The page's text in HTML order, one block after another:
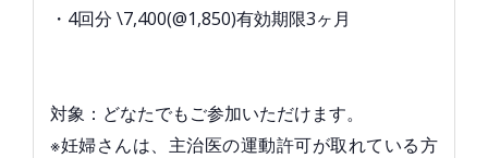
・4回分 \7,400(@1,850)有効期限3ヶ月
対象：どなたでもご参加いただけます。
※妊婦さんは、主治医の運動許可が取れている方